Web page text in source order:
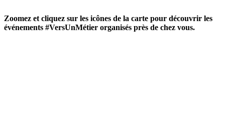
Zoomez et cliquez sur les icônes de la carte pour découvrir les
événements #VersUnMétier organisés près de chez vous.